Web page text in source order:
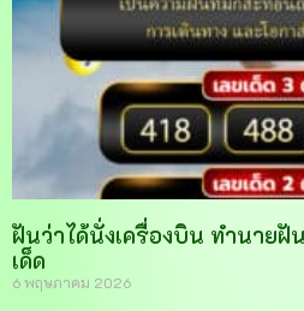
ฝันว่าได้นั่งเครื่องบิน ทำนายฝั
เด็ด
6 พฤษภาคม 2026